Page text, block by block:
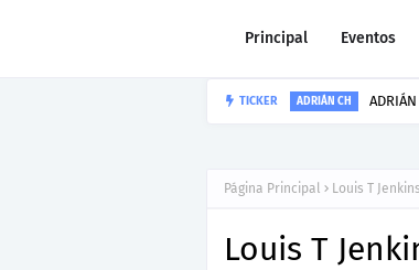
Principal Eventos
TICKER HOWARD GRIPP
Página Principal Louis T Jenkins
Louis T